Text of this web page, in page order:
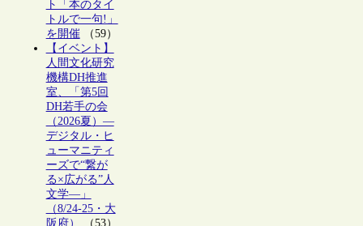
ト「本のタイ
トルで一句!」
を開催（59）
【イベント】
人間文化研究
機構DH推進
室、「第5回
DH若手の会
（2026夏）―
デジタル・ヒ
ューマニティ
ーズで“繋が
る×広がる”人
文学―」
（8/24-25・大
阪府）
（53）